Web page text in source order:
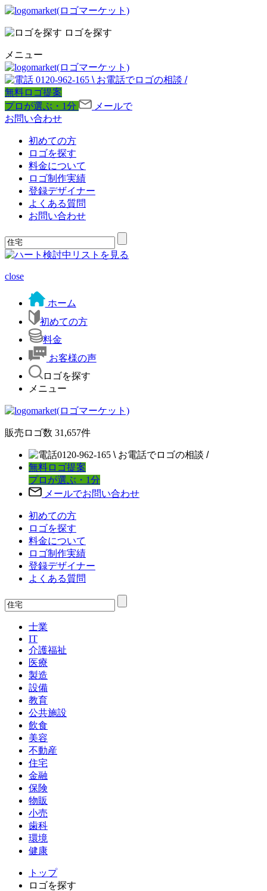
ロゴを探す
メニュー
0120-962-165 \ お電話でロゴの相談 /
無料ロゴ提案
プロが選ぶ・1分
メールで
お問い合わせ
初めての方
ロゴを探す
料金について
ロゴ制作実績
登録デザイナー
よくある質問
お問い合わせ
検討中リストを見る
close
ホーム
初めての方
料金
お客様の声
ロゴを探す
メニュー
販売ロゴ数 31,657件
0120-962-165 \ お電話でロゴの相談 /
無料ロゴ提案
プロが選ぶ・1分
メールでお問い合わせ
初めての方
ロゴを探す
料金について
ロゴ制作実績
登録デザイナー
よくある質問
士業
IT
介護福祉
医療
製造
設備
教育
公共施設
飲食
美容
不動産
住宅
金融
保険
物販
小売
歯科
環境
健康
トップ
ロゴを探す